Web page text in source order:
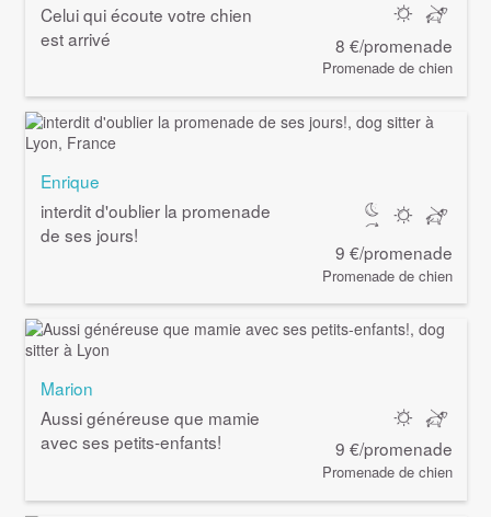
Celui qui écoute votre chien
est arrivé
8 €/promenade
Promenade de chien
Enrique
interdit d'oublier la promenade
de ses jours!
9 €/promenade
Promenade de chien
Marion
Aussi généreuse que mamie
avec ses petits-enfants!
9 €/promenade
Promenade de chien